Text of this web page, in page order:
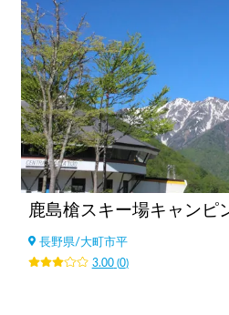
鹿島槍スキー場キャンピ
長野県/大町市平
3.00(0)